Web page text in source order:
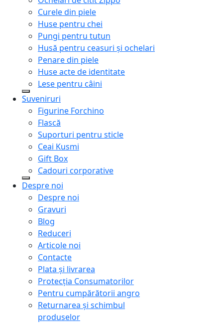
Curele din piele
Huse pentru chei
Pungi pentru tutun
Husă pentru ceasuri și ochelari
Penare din piele
Huse acte de identitate
Lese pentru câini
Suveniruri
Figurine Forchino
Flască
Suporturi pentru sticle
Ceai Kusmi
Gift Box
Cadouri corporative
Despre noi
Despre noi
Gravuri
Blog
Reduceri
Articole noi
Contacte
Plata și livrarea
Protecţia Consumatorilor
Pentru cumpărătorii angro
Returnarea și schimbul
produselor